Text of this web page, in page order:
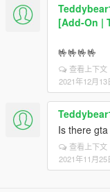
[Add-On |
🤟🤟🤟🤟
查看上下文
2021年12月13
Is there
查看上下文
2021年11月25